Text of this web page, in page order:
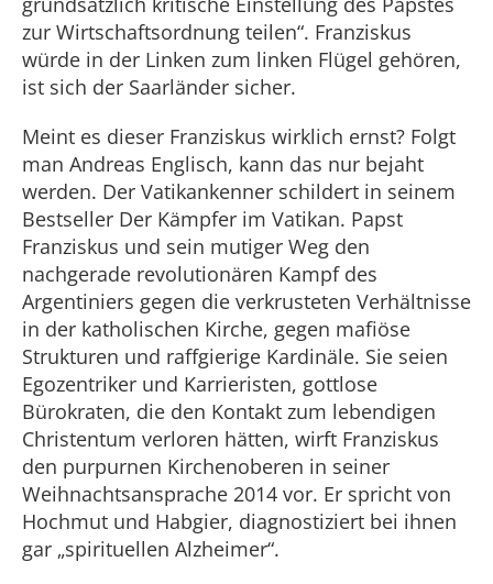
zur Wirtschaftsordnung teilen“. Franziskus
würde in der Linken zum linken Flügel gehören,
ist sich der Saarländer sicher.
Meint es dieser Franziskus wirklich ernst? Folgt
man Andreas Englisch, kann das nur bejaht
werden. Der Vatikankenner schildert in seinem
Bestseller Der Kämpfer im Vatikan. Papst
Franziskus und sein mutiger Weg den
nachgerade revolutionären Kampf des
Argentiniers gegen die verkrusteten Verhältnisse
in der katholischen Kirche, gegen mafiöse
Strukturen und raffgierige Kardinäle. Sie seien
Egozentriker und Karrieristen, gottlose
Bürokraten, die den Kontakt zum lebendigen
Christentum verloren hätten, wirft Franziskus
den purpurnen Kirchenoberen in seiner
Weihnachtsansprache 2014 vor. Er spricht von
Hochmut und Habgier, diagnostiziert bei ihnen
gar „spirituellen Alzheimer“.